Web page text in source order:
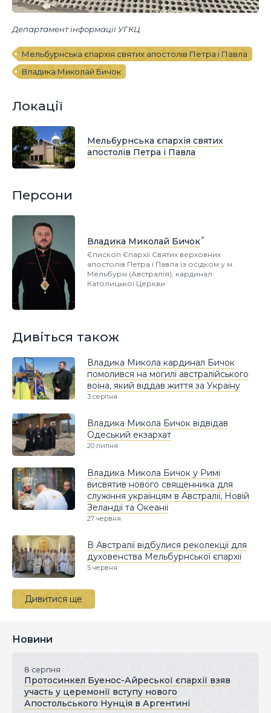
Департамент інформації УГКЦ
Мельбурнська єпархія святих апостолів Петра і Павла
Владика Миколай Бичок
Локації
Мельбурнська єпархія святих
апостолів Петра і Павла
Персони
Владика Миколай Бичок
Єпископ Єпархії Святих верховних
апостолів Петра і Павла із осідком у м.
Мельбурн (Австралія), кардинал
Католицької Церкви
Дивіться також
Владика Микола кардинал Бичок
помолився на могилі австралійського
воїна, який віддав життя за Україну
3 серпня
Владика Микола Бичок відвідав
Одеський екзархат
20 липня
Владика Микола Бичок у Римі
висвятив нового священника для
служіння українцям в Австралії, Новій
Зеландії та Океанії
27 червня
В Австралії відбулися реколекції для
духовенства Мельбурнської єпархії
5 червня
Дивитися ще
Новини
8 серпня
Протосинкел Буенос-Айреської єпархії взяв
участь у церемонії вступу нового
Апостольського Нунція в Аргентині